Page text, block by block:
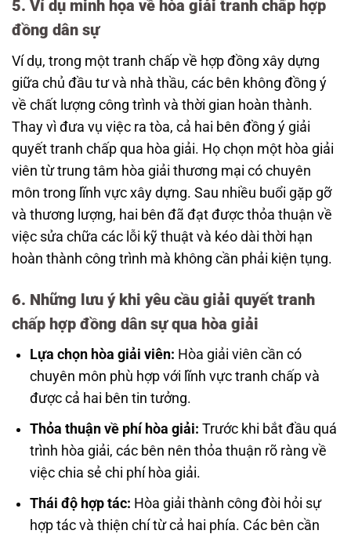
5. Ví dụ minh họa về hòa giải tranh chấp hợp
đồng dân sự
Ví dụ, trong một tranh chấp về hợp đồng xây dựng
giữa chủ đầu tư và nhà thầu, các bên không đồng ý
về chất lượng công trình và thời gian hoàn thành.
Thay vì đưa vụ việc ra tòa, cả hai bên đồng ý giải
quyết tranh chấp qua hòa giải. Họ chọn một hòa giải
viên từ trung tâm hòa giải thương mại có chuyên
môn trong lĩnh vực xây dựng. Sau nhiều buổi gặp gỡ
và thương lượng, hai bên đã đạt được thỏa thuận về
việc sửa chữa các lỗi kỹ thuật và kéo dài thời hạn
hoàn thành công trình mà không cần phải kiện tụng.
6. Những lưu ý khi yêu cầu giải quyết tranh
chấp hợp đồng dân sự qua hòa giải
Lựa chọn hòa giải viên: Hòa giải viên cần có
chuyên môn phù hợp với lĩnh vực tranh chấp và
được cả hai bên tin tưởng.
Thỏa thuận về phí hòa giải: Trước khi bắt đầu quá
trình hòa giải, các bên nên thỏa thuận rõ ràng về
việc chia sẻ chi phí hòa giải.
Thái độ hợp tác: Hòa giải thành công đòi hỏi sự
hợp tác và thiện chí từ cả hai phía. Các bên cần